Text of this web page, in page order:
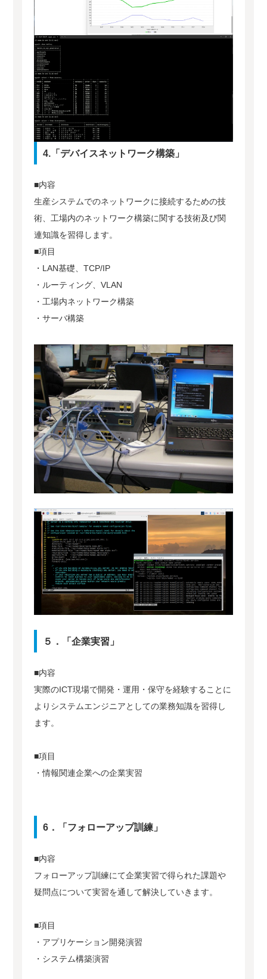
4.「デバイスネットワーク構築」
■内容
生産システムでのネットワークに接続するための技
術、工場内のネットワーク構築に関する技術及び関
連知識を習得します。
■項目
・LAN基礎、TCP/IP
・ルーティング、VLAN
・工場内ネットワーク構築
・サーバ構築
５．「企業実習」
■内容
実際のICT現場で開発・運用・保守を経験することに
よりシステムエンジニアとしての業務知識を習得し
ます。
■項目
・情報関連企業への企業実習
6．「フォローアップ訓練」
■内容
フォローアップ訓練にて企業実習で得られた課題や
疑問点について実習を通して解決していきます。
■項目
・アプリケーション開発演習
・システム構築演習